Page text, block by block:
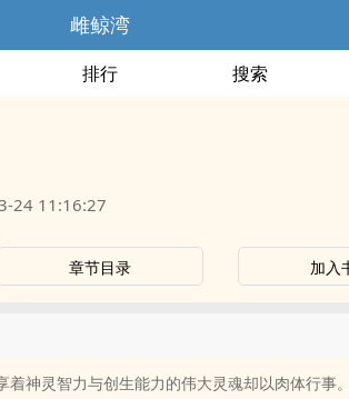
雌鲸湾
排行 搜索
24 11:16:27
章节目录 加入
神灵智力与创生能力的伟大灵魂却以肉体行事